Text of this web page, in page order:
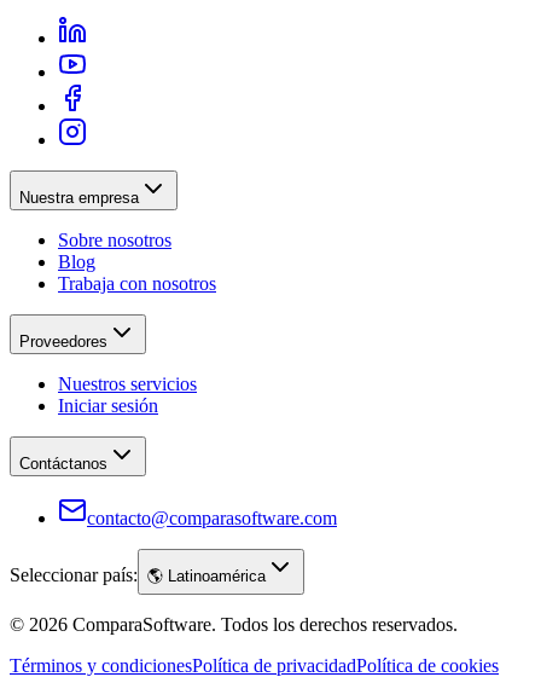
Nuestra empresa
Sobre nosotros
Blog
Trabaja con nosotros
Proveedores
Nuestros servicios
Iniciar sesión
Contáctanos
contacto@comparasoftware.com
Seleccionar país: 🌎 Latinoamérica
© 2026 ComparaSoftware. Todos los derechos reservados.
Términos y condicionesPolítica de privacidadPolítica de cookies